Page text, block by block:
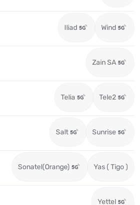
Iliad Wind
Zain SA
Telia Tele2
Salt Sunrise
Sonatel(Orange) Yas ( Tigo )
Yettel